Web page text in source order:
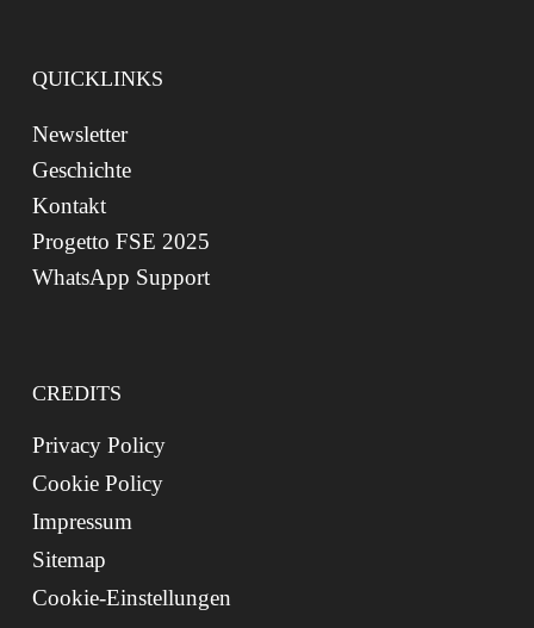
QUICKLINKS
Newsletter
Geschichte
Kontakt
Progetto FSE 2025
WhatsApp Support
CREDITS
Privacy Policy
Cookie Policy
Impressum
Sitemap
Cookie-Einstellungen